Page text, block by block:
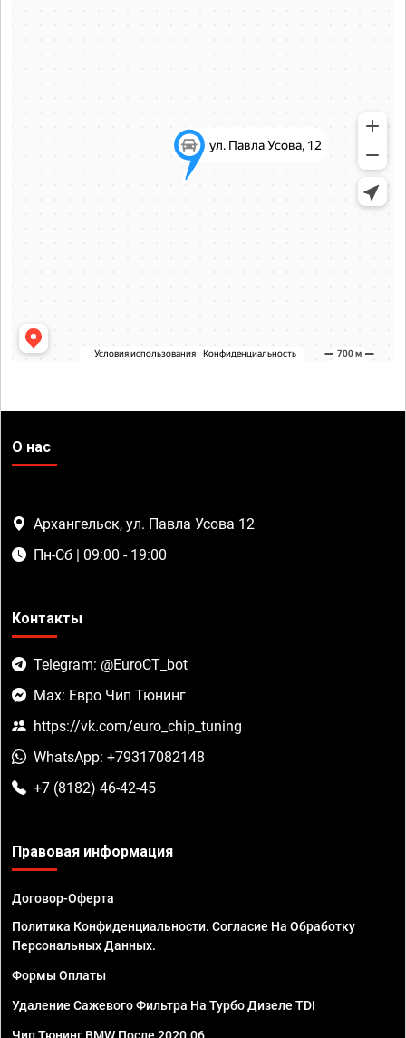
О нас
Архангельск, ул. Павла Усова 12
Пн-Сб | 09:00 - 19:00
Контакты
Telegram: @EuroCT_bot
Max: Евро Чип Тюнинг
https://vk.com/euro_chip_tuning
WhatsApp: +79317082148
+7 (8182) 46-42-45
Правовая информация
Договор-Оферта
Политика Конфиденциальности. Согласие На Обработку
Персональных Данных.
Формы Оплаты
Удаление Сажевого Фильтра На Турбо Дизеле TDI